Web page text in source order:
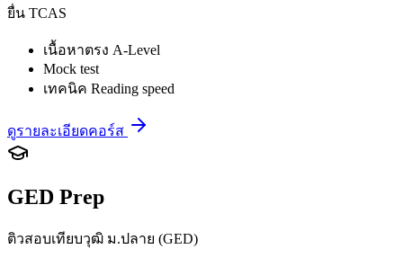
ยื่น TCAS
เนื้อหาตรง A-Level
Mock test
เทคนิค Reading speed
ดูรายละเอียดคอร์ส
GED Prep
ติวสอบเทียบวุฒิ ม.ปลาย (GED)